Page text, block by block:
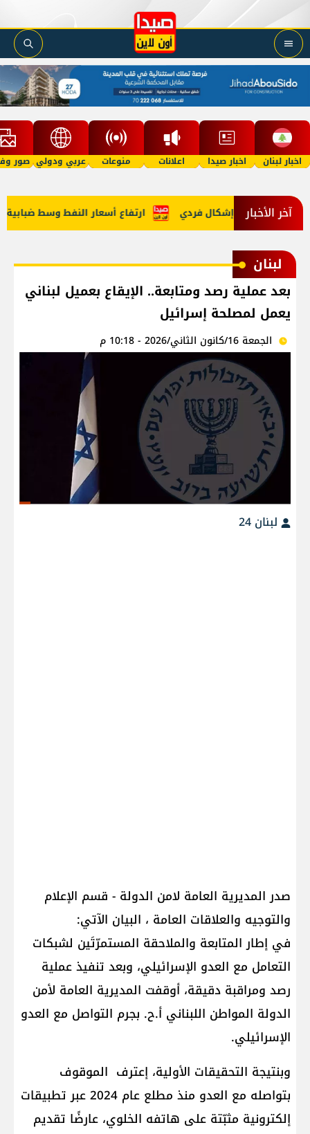
اخبار لبنان اخبار صيدا اعلانات منوعات عربي ودولي صور
آخر الأخبار ارتفاع أسعار النفط وسط ضبابية بشأن على خلفية إشكال فردي
لبنان
بعد عملية رصد ومتابعة.. الإيقاع بعميل لبناني
يعمل لمصلحة إسرائيل
الجمعة 16/كانون الثاني/2026 - 10:18 م
لبنان 24
صدر المديرية العامة لامن الدولة - قسم الإعلام
والتوجيه والعلاقات العامة ، البيان الآتي:
في إطار المتابعة والملاحقة المستمرّتَين لشبكات
التعامل مع العدو الإسرائيلي، وبعد تنفيذ عملية
رصد ومراقبة دقيقة، أوقفت المديرية العامة لأمن
الدولة المواطن اللبناني أ.ح. بجرم التواصل مع العدو
الإسرائيلي.
وبنتيجة التحقيقات الأولية، إعترف الموقوف
بتواصله مع العدو منذ مطلع عام 2024 عبر تطبيقات
إلكترونية مثبّتة على هاتفه الخلوي، عارضًا تقديم